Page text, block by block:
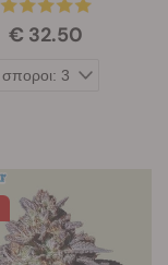
€ 32.50